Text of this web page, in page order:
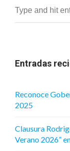
Entradas
Reconoce
2025
Clausura
Verano 2026”